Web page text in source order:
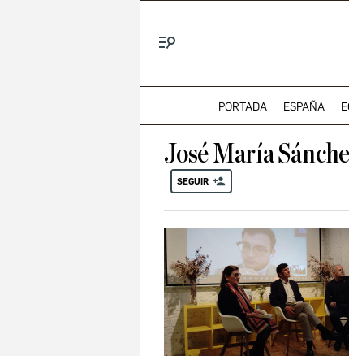
PORTADA ESPAÑA
José María
SEGUIR